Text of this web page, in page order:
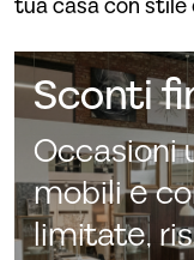
tua casa con stile
Sconti
Occasioni
mobili e
limitate,